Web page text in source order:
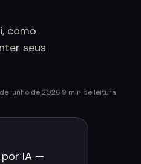
como
seus
junho de 2026·9 min de leitura
por IA —